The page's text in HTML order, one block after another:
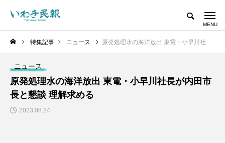
特集記事 ニュース 原発処理水の海洋放出 東電・小早川社長が内田市長と懇談 理解求める
ニュース
原発処理水の海洋放出 東電・小早川社長が内田市
長と懇談 理解求める
2023.08.24